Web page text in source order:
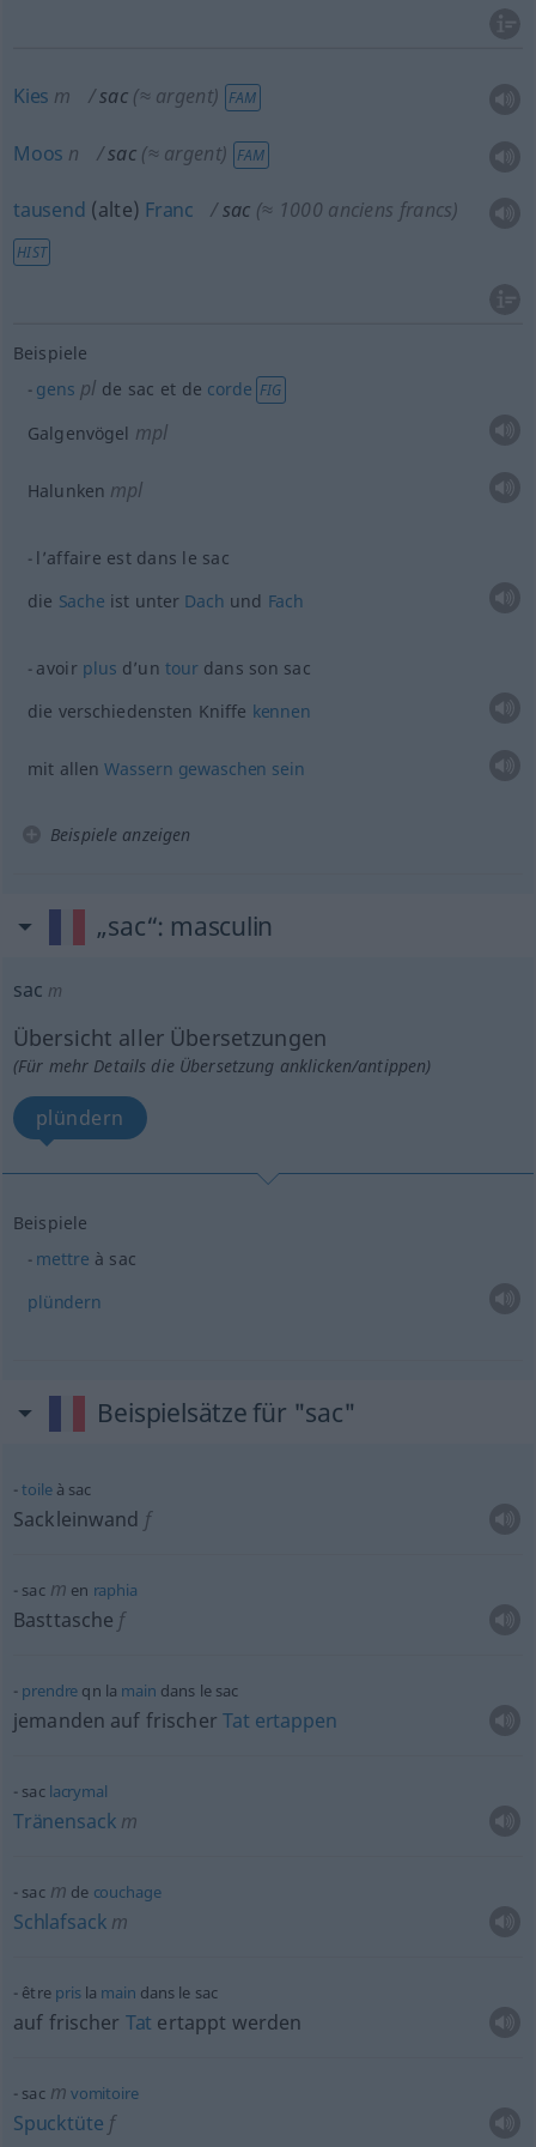
Kies m sac (≈ argent) FAM
Moos n sac (≈ argent) FAM
tausend (alte) Franc sac (≈ 1000 anciens francs)
HIST
Beispiele
gens pl de sac et de corde FIG
Galgenvögel mpl
Halunken mpl
l’affaire est dans le sac
die Sache ist unter Dach und Fach
avoir plus d’untourdans son sac
die verschiedensten Kniffe kennen
mit allenWassern gewaschen sein
Beispiele anzeigen
„sac“: masculin
sac m
Übersicht aller Übersetzungen
(Für mehr Details die Übersetzung anklicken/antippen)
plündern
Beispiele
mettre à sac
plündern
Beispielsätze für "sac"
toileà sac
Sackleinwand f
sacm en raphia
Basttasche f
prendre qn la main dans le sac
jemanden auf frischerTat ertappen
sac lacrymal
Tränensack m
sacm de couchage
Schlafsack m
être prisla main dans le sac
auf frischer Tat ertappt werden
sacm vomitoire
Spucktüte f